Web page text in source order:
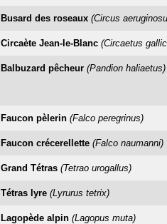
Busard des roseaux (Circus
Circaète Jean-le-Blanc (Circaetus
Balbuzard pêcheur (Pandion haliaetus)
Faucon pèlerin (Falco peregrinus)
Faucon crécerellette (Falco naumanni)
Grand Tétras (Tetrao urogallus)
Tétras lyre (Lyrurus tetrix)
Lagopède alpin (Lagopus muta)